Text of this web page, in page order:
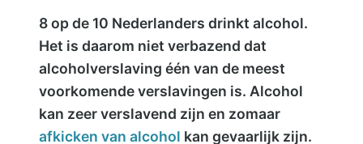
8 op de 10 Nederlanders drinkt alcohol.
Het is daarom niet verbazend dat
alcoholverslaving één van de meest
voorkomende verslavingen is. Alcohol
kan zeer verslavend zijn en zomaar
afkicken van alcohol kan gevaarlijk zijn.